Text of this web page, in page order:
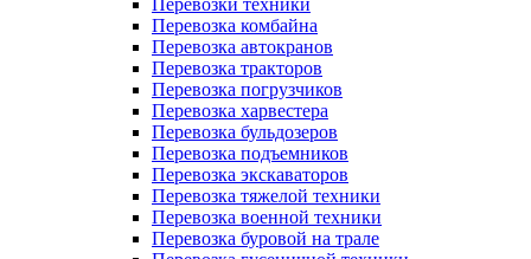
Перевозки техники
Перевозка комбайна
Перевозка автокранов
Перевозка тракторов
Перевозка погрузчиков
Перевозка харвестера
Перевозка бульдозеров
Перевозка подъемников
Перевозка экскаваторов
Перевозка тяжелой техники
Перевозка военной техники
Перевозка буровой на трале